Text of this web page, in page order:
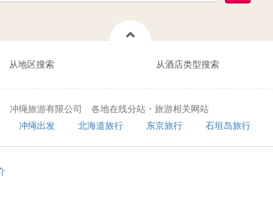
从地区搜索 从酒店类型搜索
冲绳旅游有限公司 各地在线分站・旅游相关网站
冲绳出发 北海道旅行 东京旅行 石垣岛旅行